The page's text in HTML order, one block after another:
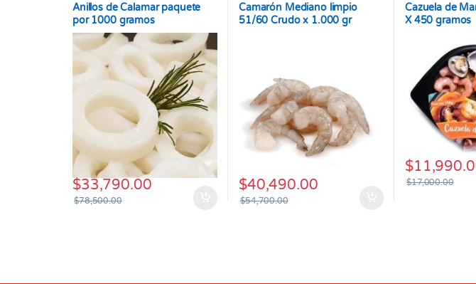
Anillos de Calamar paquete
por 1000 gramos
$33,790.00
$78,500.00
Camarón Mediano limpio
51/60 Crudo x 1.000 gr
$40,490.00
$54,700.00
Cazuela de
X 450 gramos
$
$17,000.00